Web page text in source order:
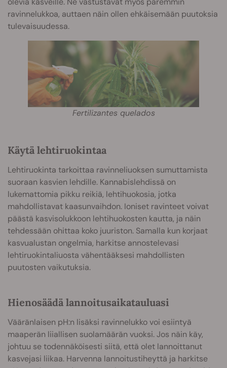
ravinnelukkoa, auttaen näin ollen ehkäisemään puutoksia
tulevaisuudessa.
Fertilizantes quelados
Käytä lehtiruokintaa
Lehtiruokinta tarkoittaa ravinneliuoksen sumuttamista
suoraan kasvien lehdille. Kannabislehdissä on
lukemattomia pikku reikiä, lehtihuokosia, jotka
mahdollistavat kaasunvaihdon. Ioniset ravinteet voivat
päästä kasvisolukkoon lehtihuokosten kautta, ja näin
tehdessään ohittaa koko juuriston. Samalla kun korjaat
kasvualustan ongelmia, harkitse annostelevasi
lehtiruokintaliuosta vähentääksesi mahdollisten
puutosten vaikutuksia.
Hienosäädä lannoitusaikatauluasi
Vääränlaisen pH:n lisäksi ravinnelukko voi esiintyä
maaperän liiallisen suolamäärän vuoksi. Jos näin käy,
johtuu se todennäköisesti siitä, että olet lannoittanut
kasvejasi liikaa. Harvenna lannoitustiheyttä ja harkitse